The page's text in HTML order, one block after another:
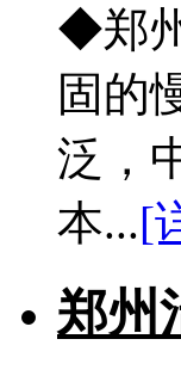
◆郑
固的
泛，
本...[
郑州